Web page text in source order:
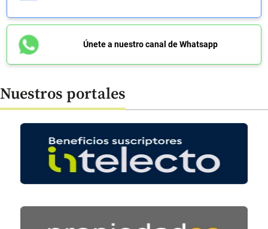
Únete a nuestro canal de Whatsapp
Nuestros portales